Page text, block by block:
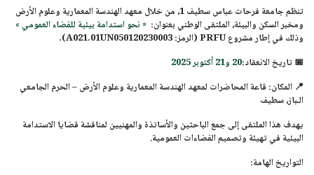
تنظمجامعة فرحات عباس سطيف 1 ، من خلال معهد الهندسة المعمارية وعلوم الأرض
ومخبر السكن والبيئة،الملتقى الوطني بعنوان: « نحو استدامة بيئية للفضاء العمومي »
وذلك في إطار مشروعPRFU(الرمز: A021.01UN050120230003).
📅تاريخ الانعقاد:20 و21 أكتوبر 2025
📍 المكان: قاعة المحاضرات لمعهد الهندسة المعمارية وعلوم الأرض – الحرم الجامعي
الـباز، سطيف
يهدف هذا الملتقى إلى جمع الباحثين والأساتذة والمهنيين لمناقشة قضاياالاستدامة
البيئية في تهيئة وتصميم الفضاءات العمومية.
التواريخ الهامة: